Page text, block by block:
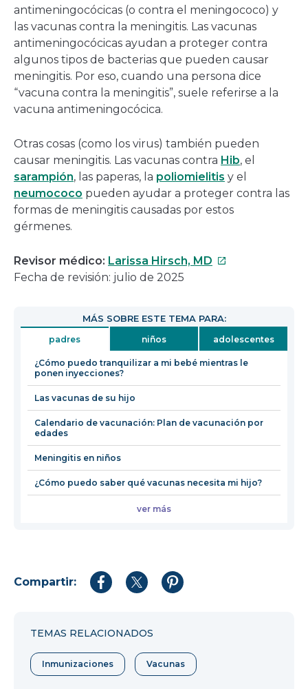
antimeningocócicas (o contra el meningococo) y
las vacunas contra la meningitis. Las vacunas
antimeningocócicas ayudan a proteger contra
algunos tipos de bacterias que pueden causar
meningitis. Por eso, cuando una persona dice
“vacuna contra la meningitis”, suele referirse a la
vacuna antimeningocócica.
Otras cosas (como los virus) también pueden
causar meningitis. Las vacunas contra Hib, el
sarampión, las paperas, la poliomielitis y el
neumococo pueden ayudar a proteger contra las
formas de meningitis causadas por estos
gérmenes.
Revisor médico: Larissa Hirsch, MD Este
en
una
nueva
Fecha de revisión: julio de 2025
MÁS SOBRE ESTE TEMA PARA:
padres niños adolescentes
¿Cómo puedo tranquilizar a mi bebé mientras le
ponen inyecciones?
Las vacunas de su hijo
Calendario de vacunación: Plan de vacunación por
edades
Meningitis en niños
¿Cómo puedo saber qué vacunas necesita mi hijo?
ver más
Compartir:
CompartirCompartirCompartir
TEMAS RELACIONADOS
Inmunizaciones Vacunas